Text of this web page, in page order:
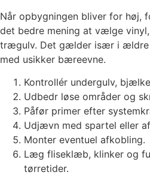
Når opbygningen bliver for høj,
det bedre mening at vælge vinyl,
trægulv. Det gælder især i ældre
med usikker bæreevne.
Kontrollér undergulv,
Udbedr løse områder og
Påfør primer efter
Udjævn med spartel eller
Monter eventuel afkobling.
Læg fliseklæb, klinker og
tørretider.